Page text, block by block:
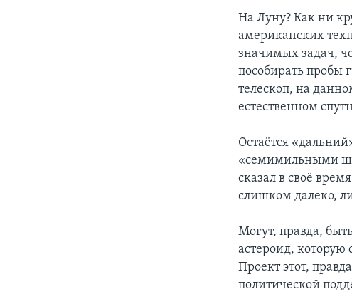
На Луну? Как ни
американских
значимых задач,
пособирать пробы
телескоп, на
естественном
Остаётся
«семимильными
сказал в своё
слишком далеко,
Могут, правда,
астероид, которую
Проект этот,
политической